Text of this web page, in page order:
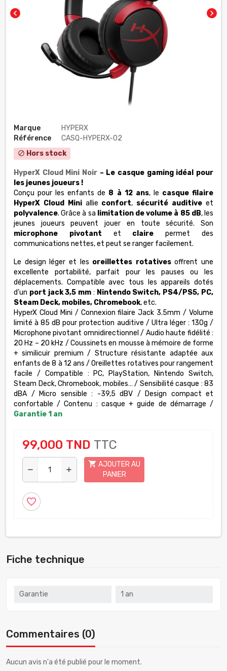
chevron_left chevron_right
Marque
HYPERX
Référence
CASQ-HYPERX-02
block Hors stock
HyperX Cloud Mini Noir – Le casque gaming idéal pour
les jeunes joueurs !
Conçu pour les enfants de 8 à 12 ans, le casque filaire
HyperX Cloud Miniallie confort, sécurité auditive et
polyvalence. Grâce à sa limitation de volume à 85 dB, les
jeunes joueurs peuvent jouer en toute sécurité. Son
microphone pivotant et claire permet des
communications nettes, et peut se ranger facilement.
Le design léger et les oreillettes rotativesoffrent une
excellente portabilité, parfait pour les pauses ou les
déplacements. Compatible avec tous les appareils dotés
d’un port jack 3,5 mm : Nintendo Switch, PS4/PS5, PC,
Steam Deck, mobiles, Chromebook, etc.
HyperX Cloud Mini / Connexion filaire Jack 3.5mm / Volume
limité à 85 dB pour protection auditive / Ultra léger : 130g /
Microphone pivotant omnidirectionnel / Audio haute fidélité :
20 Hz – 20 kHz / Coussinets en mousse à mémoire de forme
+ similicuir premium / Structure résistante adaptée aux
enfants de 8 à 12 ans / Oreillettes rotatives pour rangement
facile / Compatible : PC, PlayStation, Nintendo Switch,
Steam Deck, Chromebook, mobiles… / Sensibilité casque : 83
dBA / Micro sensible : -39,5 dBV / Design compact et
confortable / Contenu : casque + guide de démarrage /
Garantie 1 an
99,000 TND TTC
remove add
shopping_cart AJOUTER AU
PANIER
favorite_border
Fiche technique
Garantie 1 an
Commentaires (0)
Aucun avis n'a été publié pour le moment.